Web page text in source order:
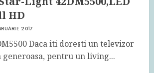
HD
2017
Daca iti doresti un televizor
generoasa, pentru un living...